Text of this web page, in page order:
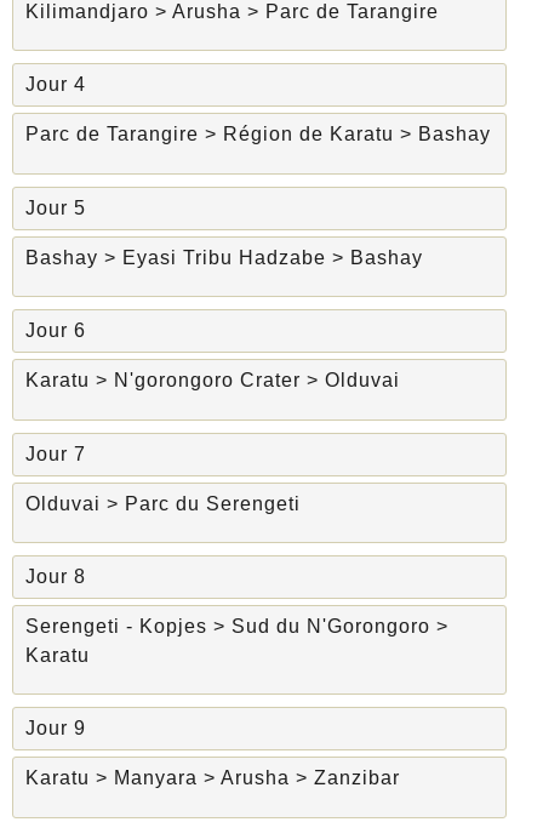
Kilimandjaro > Arusha > Parc de Tarangire
Jour 4
Parc de Tarangire > Région de Karatu > Bashay
Jour 5
Bashay > Eyasi Tribu Hadzabe > Bashay
Jour 6
Karatu > N'gorongoro Crater > Olduvai
Jour 7
Olduvai > Parc du Serengeti
Jour 8
Serengeti - Kopjes > Sud du N'Gorongoro >
Karatu
Jour 9
Karatu > Manyara > Arusha > Zanzibar